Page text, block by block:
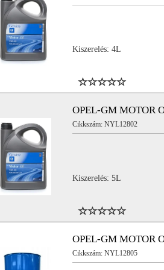
Kiszerelés: 4L
OPEL-GM MOTOR
Cikkszám: NYL12802
Kiszerelés: 5L
OPEL-GM MOTOR
Cikkszám: NYL12805